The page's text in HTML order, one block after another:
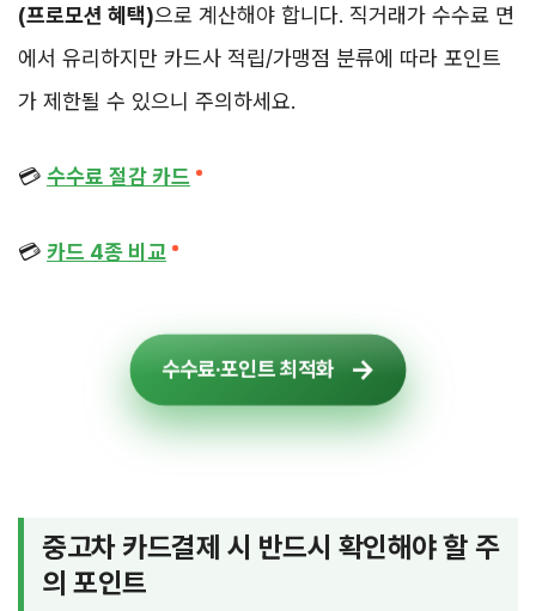
(프로모션 혜택)으로 계산해야 합니다. 직거래가 수수료 면
에서 유리하지만 카드사 적립/가맹점 분류에 따라 포인트
가 제한될 수 있으니 주의하세요.
💳 수수료 절감 카드
💳 카드 4종 비교
수수료·포인트 최적화
중고차 카드결제 시 반드시 확인해야 할 주
의 포인트